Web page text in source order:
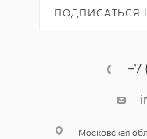
ПОДПИСАТЬСЯ
+7
Московская